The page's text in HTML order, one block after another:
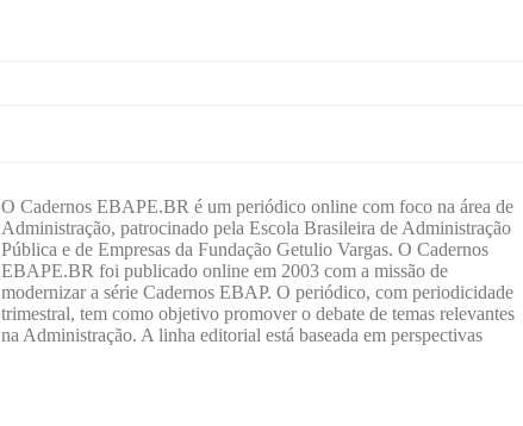
O Cadernos EBAPE.BR é um periódico online com foco na área de
Administração, patrocinado pela Escola Brasileira de Administração
Pública e de Empresas da Fundação Getulio Vargas. O Cadernos
EBAPE.BR foi publicado online em 2003 com a missão de
modernizar a série Cadernos EBAP. O periódico, com periodicidade
trimestral, tem como objetivo promover o debate de temas relevantes
na Administração. A linha editorial está baseada em perspectivas